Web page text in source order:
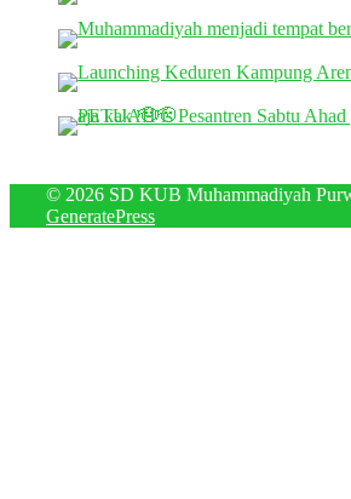
© 2026 SD KUB Muhammadiyah
GeneratePress